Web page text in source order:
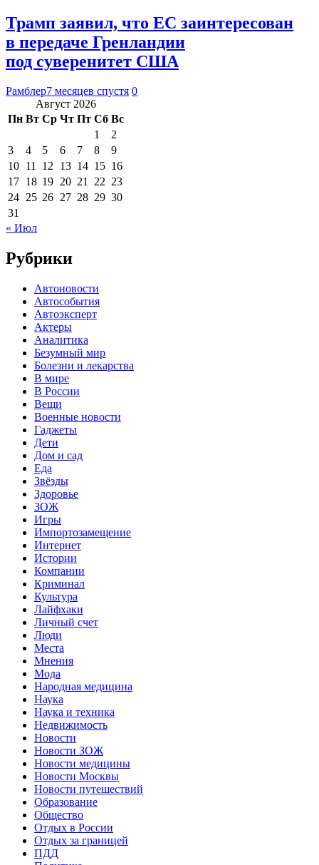
Трамп заявил, что ЕС заинтересован
в передаче Гренландии
под суверенитет США
Рамблер7 месяцев спустя 0
Август 2026
Пн Вт Ср Чт Пт Сб Вс
1
2
3
4 5 6 7 8
9
10 11 12 13 14 15 16
17 18 19 20 21 22 23
24 25 26 27 28 29 30
31
« Июл
Рубрики
Автоновости
Автособытия
Автоэксперт
Актеры
Аналитика
Безумный мир
Болезни и лекарства
В мире
В России
Вещи
Военные новости
Гаджеты
Дети
Дом и сад
Еда
Звёзды
Здоровье
ЗОЖ
Игры
Импортозамещение
Интернет
Истории
Компании
Криминал
Культура
Лайфхаки
Личный счет
Люди
Места
Мнения
Мода
Народная медицина
Наука
Наука и техника
Недвижимость
Новости
Новости ЗОЖ
Новости медицины
Новости Москвы
Новости путешествий
Образование
Общество
Отдых в России
Отдых за границей
ПДД